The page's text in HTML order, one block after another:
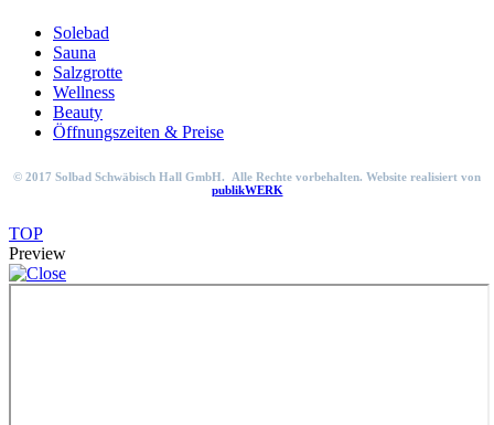
Solebad
Sauna
Salzgrotte
Wellness
Beauty
Öffnungszeiten & Preise
© 2017 Solbad Schwäbisch Hall GmbH. Alle Rechte vorbehalten. Website realisiert von
publikWERK
TOP
Preview